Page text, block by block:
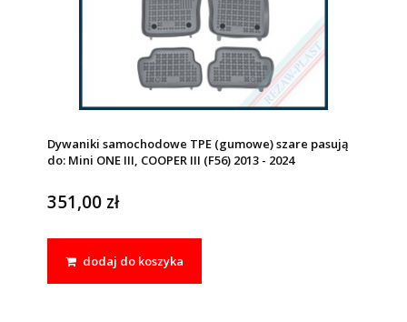
Dywaniki samochodowe TPE (gumowe) szare pasują
do: Mini ONE III, COOPER III (F56) 2013 - 2024
351,00 zł
dodaj do koszyka